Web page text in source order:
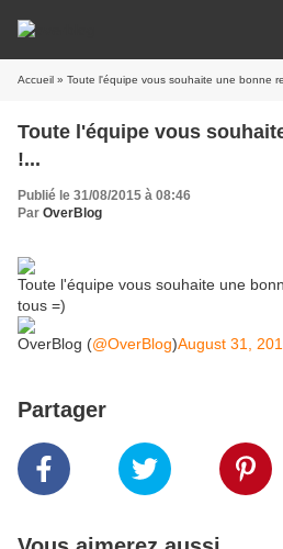
Accueil » Toute l'équipe vous souhaite une bonne
Toute l'équipe vous
!...
Publié le 31/08/2015 à 08:46
Par OverBlog
Toute l'équipe vous souhaite une
tous =)
OverBlog (@OverBlog)August 31,
Partager